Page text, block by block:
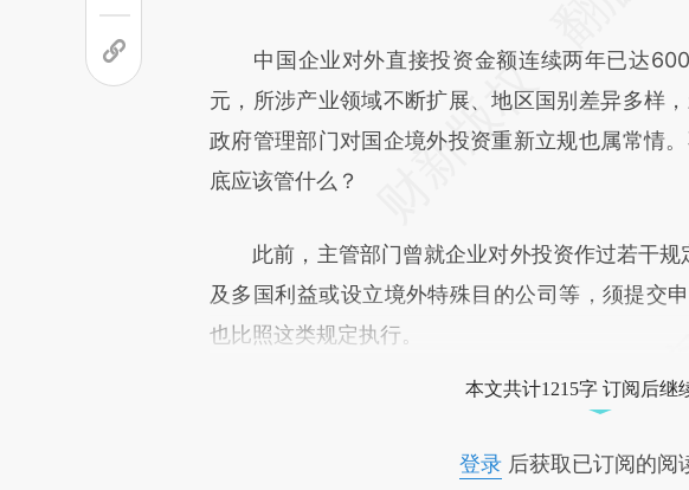
中国企业对外直接投资金额连续两年已达600
元，所涉产业领域不断扩展、地区国别差异多样
政府管理部门对国企境外投资重新立规也属常情
底应该管什么？
此前，主管部门曾就企业对外投资作过若干规
及多国利益或设立境外特殊目的公司等，须提交
也比照这类规定执行。
本文共计1215字 订阅后继
登录后获取已订阅的阅